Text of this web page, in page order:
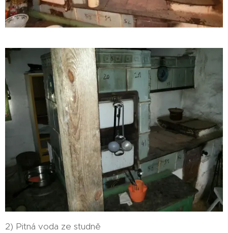
2) Pitná voda ze studně